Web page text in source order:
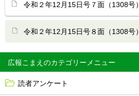
広報こまえ
読者アンケート
令和２年12月15日号７面（1308号）
令和２年12月15日号８面（1308号）